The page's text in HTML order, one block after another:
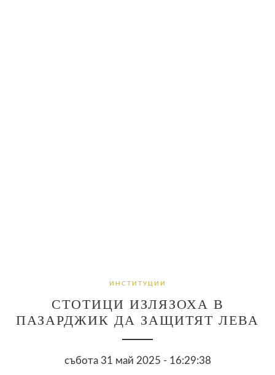
ИНСТИТУЦИИ
СТОТИЦИ ИЗЛЯЗОХА В
ПАЗАРДЖИК ДА ЗАЩИТЯТ ЛЕВА
събота 31 май 2025 - 16:29:38